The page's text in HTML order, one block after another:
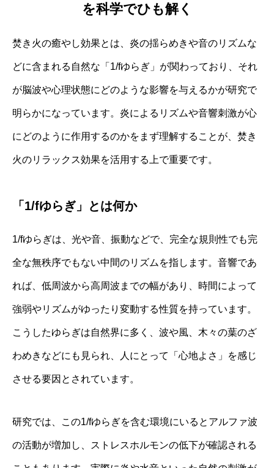
を科学でひも解く
焚き火の癒やし効果とは、炎の揺らめきや音のリズムな
どに含まれる自然な「1/fゆらぎ」が関わっており、それ
が脳波や心理状態にどのような影響を与えるかが研究で
明らかになっています。炎によるリズムや音響刺激が心
にどのように作用するのかをまず理解することが、焚き
火のリラックス効果を活用する上で重要です。
「1/fゆらぎ」とは何か
1/fゆらぎは、光や音、振動などで、完全な規則性でも完
全な無秩序でもない中間のリズムを指します。音響であ
れば、低周波から高周波までの幅があり、時間によって
強弱やリズムがゆったり変動する性質を持っています。
こうしたゆらぎは自然界に多く、波や風、木々の葉のざ
わめきなどにも見られ、人にとって「心地よさ」を感じ
させる要因とされています。
研究では、この1/fゆらぎを含む環境にいるとアルファ波
の活動が増加し、ストレスホルモンの低下が確認される